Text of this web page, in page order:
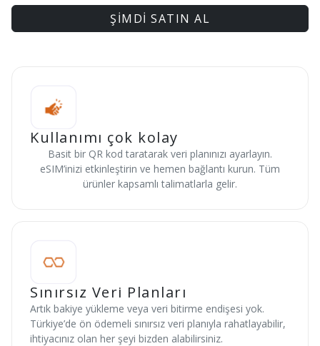
ŞİMDİ SATIN AL
Kullanımı çok kolay
Basit bir QR kod taratarak veri planınızı ayarlayın.
eSIM’inizi etkinleştirin ve hemen bağlantı kurun. Tüm
ürünler kapsamlı talimatlarla gelir.
Sınırsız Veri Planları
Artık bakiye yükleme veya veri bitirme endişesi yok.
Türkiye’de ön ödemeli sınırsız veri planıyla rahatlayabilir,
ihtiyacınız olan her şeyi bizden alabilirsiniz.